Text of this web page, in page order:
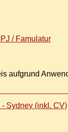
/ Famulatur
aufgrund
- Sydney (inkl. CV)